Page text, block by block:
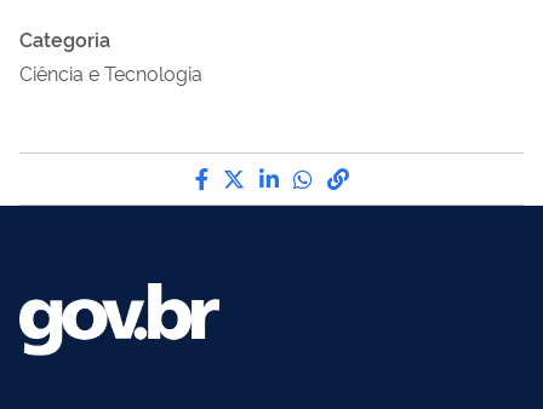
Categoria
Ciência e Tecnologia
Compartilhe por Facebook
Compartilhe por Twitter
Compartilhe por
Compartilhe por
link para Copiar